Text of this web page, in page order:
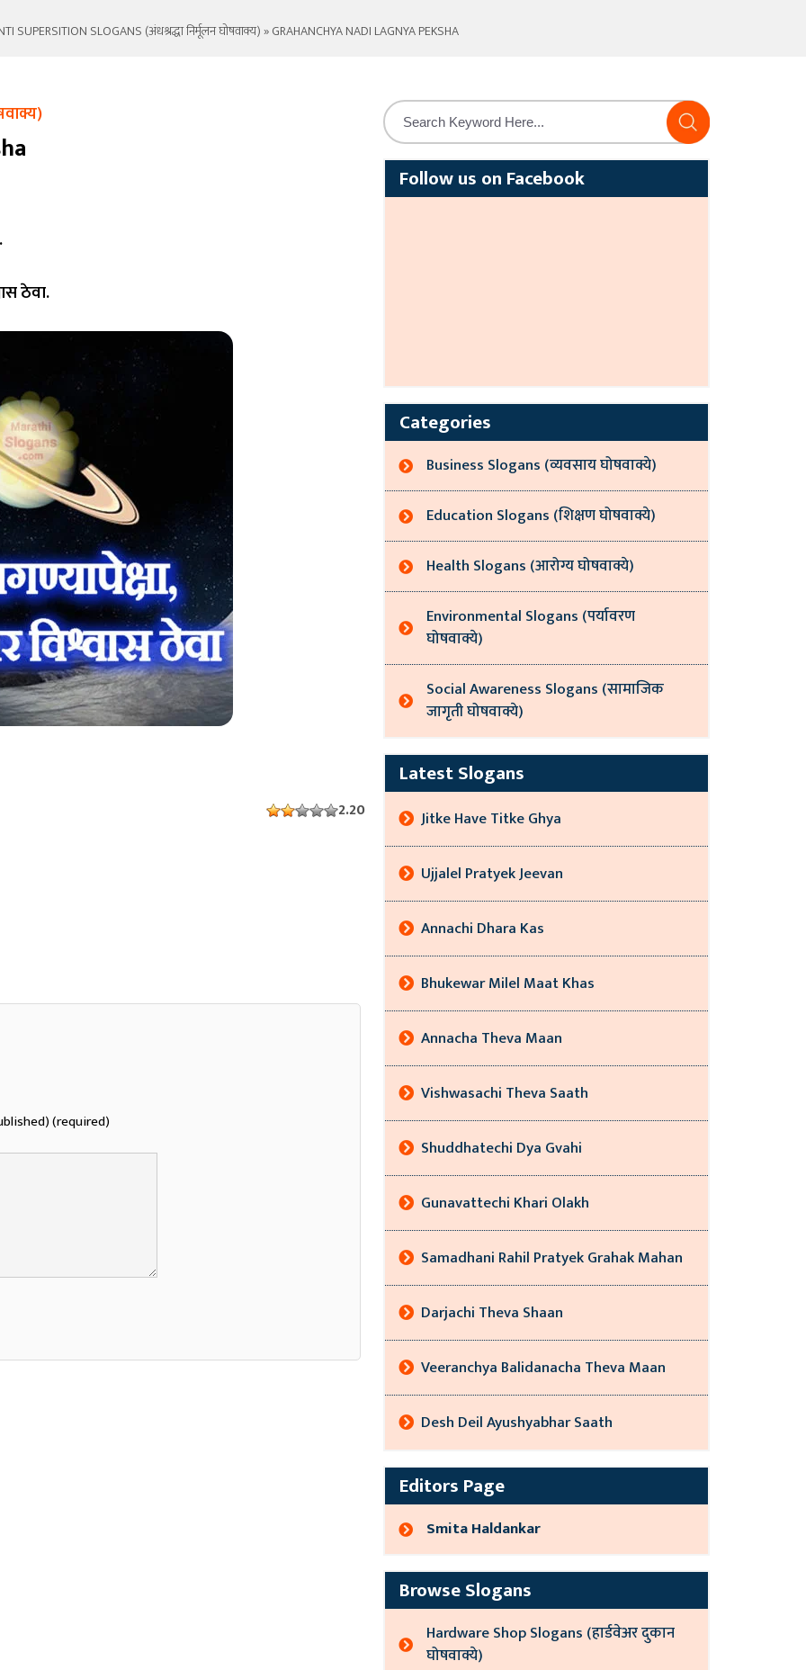
SUPERSITION SLOGANS (अंधश्रद्धा निर्मूलन घोषवाक्य)» GRAHANCHYA NADI LAGNYA PEKSHA
ठेवा.
2.20
(required)
Follow us on Facebook
Categories
Business Slogans (व्यवसाय घोषवाक्ये)
Education Slogans (शिक्षण घोषवाक्ये)
Health Slogans (आरोग्य घोषवाक्ये)
Environmental Slogans (पर्यावरण
घोषवाक्ये)
Social Awareness Slogans (सामाजिक
जागृती घोषवाक्ये)
Latest Slogans
Jitke Have Titke Ghya
Ujjalel Pratyek Jeevan
Annachi Dhara Kas
Bhukewar Milel Maat Khas
Annacha Theva Maan
Vishwasachi Theva Saath
Shuddhatechi Dya Gvahi
Gunavattechi Khari Olakh
Samadhani Rahil Pratyek Grahak Mahan
Darjachi Theva Shaan
Veeranchya Balidanacha Theva Maan
Desh Deil Ayushyabhar Saath
Editors Page
Smita Haldankar
Browse Slogans
Hardware Shop Slogans (हार्डवेअर दुकान
घोषवाक्ये)